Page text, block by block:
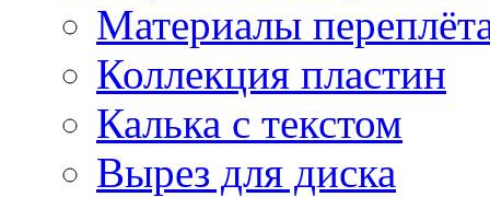
Материалы
Коллекция пластин
Калька с текстом
Вырез для диска